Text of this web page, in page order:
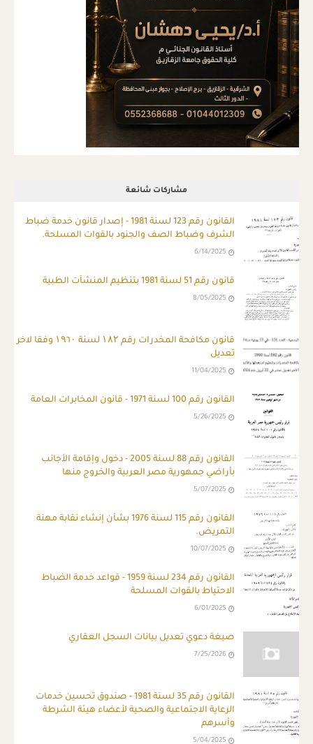
مشاركات شائعة
ِالقانون رقم 123 لسنة 1981 - إصدار قانون خدمة ضباط
الشرف وضباط الصف والجنود بالقوات المسلحة.
6/14/2025
قانون رقم 51 لسنة 1981 بتنظيم المنشآت الطبية
8/05/2025
قانون مكافحة المخدرات رقم ۱۸۲ لسنة ۱۹٦۰ وفقا لاخر
تعديل
11/04/2025
القانون رقم 100 لسنة 1971 - قانون المخابرات العامة
5/26/2025
القانون رقم 88 لسنة 2005 - دخول وإقامة الأجانب
بأراضي جمهورية مصر العربية والخروج منها
5/07/2025
القانون رقم 115 لسنة 1976 بشأن إنشاء نقابة مهنة
التمريض.
10/07/2025
القانون رقم 234 لسنة 1959 - قواعد خدمة الضباط
الاحتياط بالقوات المسلحة
6/01/2025
صيغة دعوي تعديل بيانات السجل العقاري
7/25/2026
القانون رقم 35 لسنة 1981 - صندوق تحسين خدمات
الرعاية الاجتماعية والصحية لأعضاء هيئة الشرطة
وأسرهم
5/04/2025